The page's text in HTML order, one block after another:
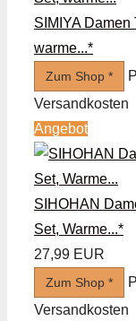
SIMIYA
warme...*
Zum Shop *
Versandkosten
Angebot
SIHOHAN
Set, Warme...*
27,99 EUR
Zum Shop *
Versandkosten